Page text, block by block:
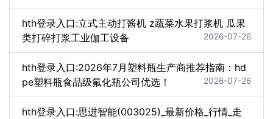
hth登录入口:立式主动打酱机 z蔬菜水果打浆机 瓜果
类打碎打浆工业伽工设备
2026-07-26
hth登录入口:2026年7月塑料瓶生产商推荐指南：hd
pe塑料瓶食品级氟化瓶公司优选！
2026-07-26
hth登录入口:思进智能(003025)_最新价格_行情_走